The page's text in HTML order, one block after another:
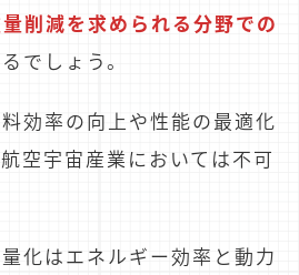
削減を求められる分野での
でしょう。
効率の向上や性能の最適化
空宇宙産業においては不可
化はエネルギー効率と動力